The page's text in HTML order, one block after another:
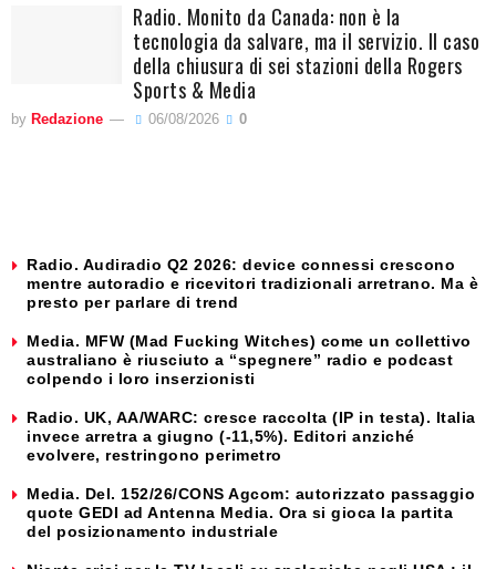
Radio. Monito da Canada: non è la
tecnologia da salvare, ma il servizio. Il caso
della chiusura di sei stazioni della Rogers
Sports & Media
by Redazione 06/08/2026 0
Radio. Audiradio Q2 2026: device connessi crescono
mentre autoradio e ricevitori tradizionali arretrano. Ma è
presto per parlare di trend
Media. MFW (Mad Fucking Witches) come un collettivo
australiano è riusciuto a “spegnere” radio e podcast
colpendo i loro inserzionisti
Radio. UK, AA/WARC: cresce raccolta (IP in testa). Italia
invece arretra a giugno (-11,5%). Editori anziché
evolvere, restringono perimetro
Media. Del. 152/26/CONS Agcom: autorizzato passaggio
quote GEDI ad Antenna Media. Ora si gioca la partita
del posizionamento industriale